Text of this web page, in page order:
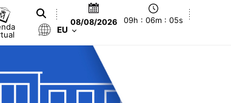
08/08/2026 09h : 06m : 06s
EU